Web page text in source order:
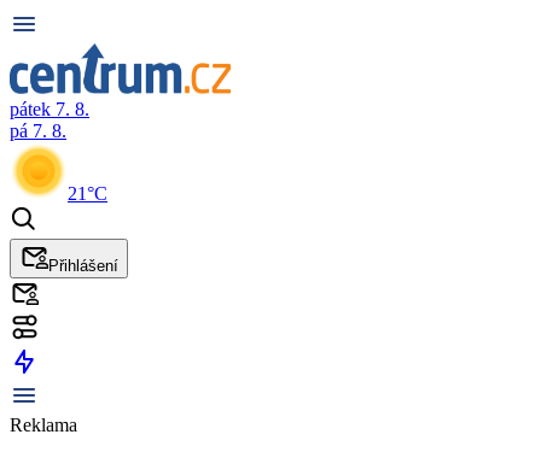
pátek 7. 8.
pá 7. 8.
21°C
Přihlášení
Reklama